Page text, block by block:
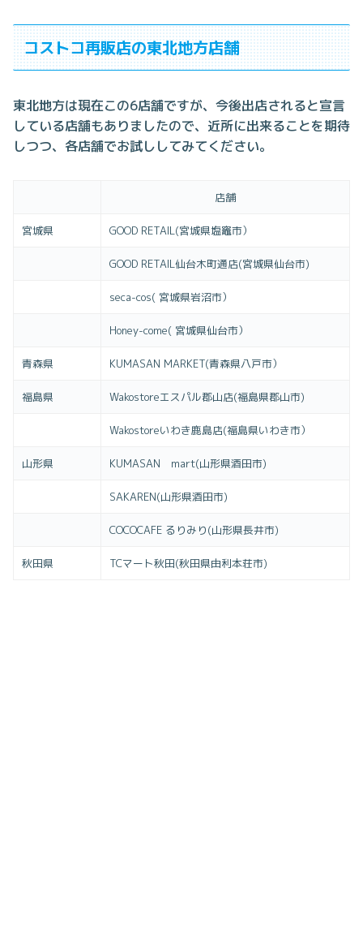
コストコ再販店の東北地方店舗
東北地方は現在この6店舗ですが、今後出店されると宣言
している店舗もありましたので、近所に出来ることを期待
しつつ、各店舗でお試ししてみてください。
店舗
宮城県 GOOD RETAIL(宮城県塩竈市）
GOOD RETAIL仙台木町通店(宮城県仙台市)
seca-cos( 宮城県岩沼市）
Honey-come( 宮城県仙台市）
青森県 KUMASAN MARKET(青森県八戸市）
福島県 Wakostoreエスパル郡山店(福島県郡山市)
Wakostoreいわき鹿島店(福島県いわき市）
山形県 KUMASAN mart(山形県酒田市)
SAKAREN(山形県酒田市)
COCOCAFE るりみり(山形県長井市)
秋田県 TCマート秋田(秋田県由利本荘市)